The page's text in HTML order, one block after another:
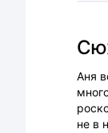
Аня
не в